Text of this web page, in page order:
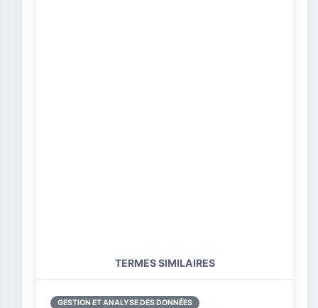
TERMES SIMILAIRES
GESTION ET ANALYSE DES DONNÉES